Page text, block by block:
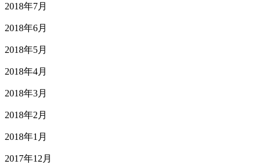
2018年7月
2018年6月
2018年5月
2018年4月
2018年3月
2018年2月
2018年1月
2017年12月